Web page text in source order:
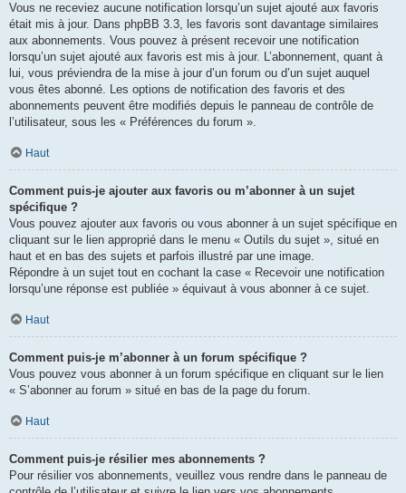
Vous ne receviez aucune notification lorsqu’un sujet ajouté aux favoris
était mis à jour. Dans phpBB 3.3, les favoris sont davantage similaires
aux abonnements. Vous pouvez à présent recevoir une notification
lorsqu’un sujet ajouté aux favoris est mis à jour. L’abonnement, quant à
lui, vous préviendra de la mise à jour d’un forum ou d’un sujet auquel
vous êtes abonné. Les options de notification des favoris et des
abonnements peuvent être modifiés depuis le panneau de contrôle de
l’utilisateur, sous les « Préférences du forum ».
Haut
Comment puis-je ajouter aux favoris ou m’abonner à un sujet
spécifique ?
Vous pouvez ajouter aux favoris ou vous abonner à un sujet spécifique en
cliquant sur le lien approprié dans le menu « Outils du sujet », situé en
haut et en bas des sujets et parfois illustré par une image.
Répondre à un sujet tout en cochant la case « Recevoir une notification
lorsqu’une réponse est publiée » équivaut à vous abonner à ce sujet.
Haut
Comment puis-je m’abonner à un forum spécifique ?
Vous pouvez vous abonner à un forum spécifique en cliquant sur le lien
« S’abonner au forum » situé en bas de la page du forum.
Haut
Comment puis-je résilier mes abonnements ?
Pour résilier vos abonnements, veuillez vous rendre dans le panneau de